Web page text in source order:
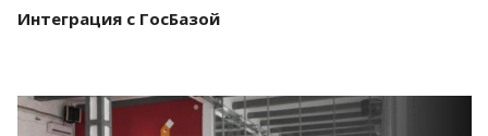
Интеграция с ГосБазой